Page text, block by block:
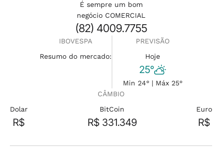
É sempre um bom
negócio COMERCIAL
(82) 4009.7755
IBOVESPA
Resumo do mercado:
PREVISÃO
Hoje
25°
Min 24° | Máx 25°
CÂMBIO
Dolar
R$
BitCoin
R$ 331.349
Euro
R$